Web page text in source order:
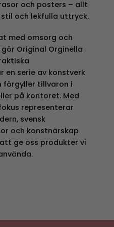
och posters – allt
och lekfulla uttryck.
med omsorg och
Original Orginella
en serie av konstverk
förgyller tillvaron i
på kontoret. Med
representerar
svensk
och konstnärskap
ge oss produkter vi